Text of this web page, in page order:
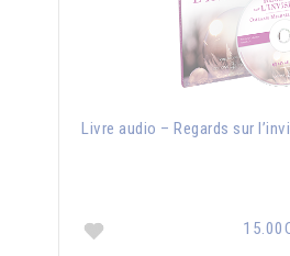
Livre audio – Regards sur